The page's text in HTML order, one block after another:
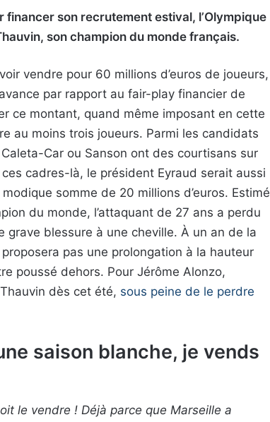
son recrutement estival, l’Olympique
son champion du monde français.
vendre pour 60 millions d’euros de joueurs,
par rapport au fair-play financier de
ce montant, quand même imposant en cette
au moins trois joueurs. Parmi les candidats
Car ou Sanson ont des courtisans sur
cadres-là, le président Eyraud serait aussi
somme de 20 millions d’euros. Estimé
du monde, l’attaquant de 27 ans a perdu
grave blessure à une cheville. À un an de la
pas une prolongation à la hauteur
poussé dehors. Pour Jérôme Alonzo,
dès cet été, sous peine de le perdre
saison blanche, je vends
le vendre ! Déjà parce que Marseille a